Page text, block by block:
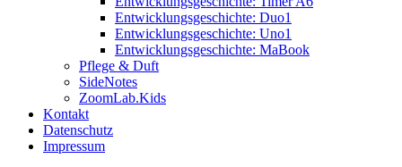
Entwicklungsgeschichte: Duo1
Entwicklungsgeschichte: Uno1
Entwicklungsgeschichte: MaBook
Pflege & Duft
SideNotes
ZoomLab.Kids
Kontakt
Datenschutz
Impressum